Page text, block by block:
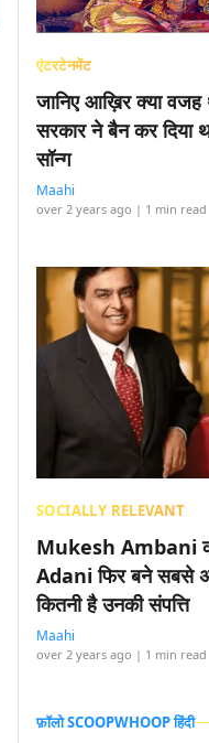
एंटरटेनमेंट
जानिए आख़िर क्या
सरकार ने बैन कर
सॉन्ग
Maahi
over 2 years ago | 1 min read
SOCIALLY RELEVANT
Mukesh Ambani
Adani फिर बने सबसे
कितनी है उनकी संपत्ति
Maahi
over 2 years ago | 1 min read
फ़ॉलो SCOOPWHOOP हिंदी